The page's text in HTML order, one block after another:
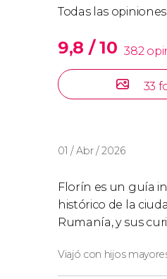
Todas las
9,8 / 10 382
33
01 / Abr / 2026
Florín es un guía
histórico de la
Rumanía, y sus
Viajó con hijos